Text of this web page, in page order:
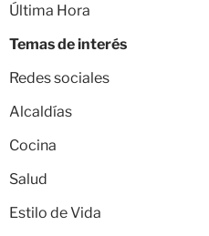
Última Hora
Temas de interés
Redes sociales
Alcaldías
Cocina
Salud
Estilo de Vida